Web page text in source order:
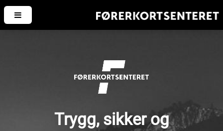
Trygg, sikker og